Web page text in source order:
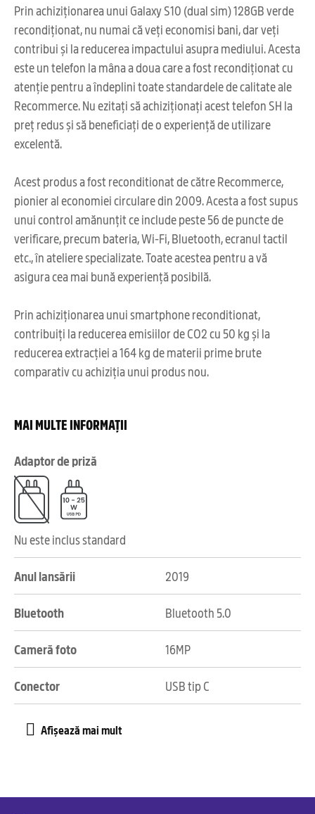
Prin achiziționarea unui Galaxy S10 (dual sim) 128GB verde
recondiționat, nu numai că veți economisi bani, dar veți
contribui și la reducerea impactului asupra mediului. Acesta
este un telefon la mâna a doua care a fost recondiționat cu
atenție pentru a îndeplini toate standardele de calitate ale
Recommerce. Nu ezitați să achiziționați acest telefon SH la
preț redus și să beneficiați de o experiență de utilizare
excelentă.
Acest produs a fost reconditionat de către Recommerce,
pionier al economiei circulare din 2009. Acesta a fost supus
unui control amănunțit ce include peste 56 de puncte de
verificare, precum bateria, Wi-Fi, Bluetooth, ecranul tactil
etc., în ateliere specializate. Toate acestea pentru a vă
asigura cea mai bună experiență posibilă.
Prin achiziționarea unui smartphone reconditionat,
contribuiți la reducerea emisiilor de CO2 cu 50 kg și la
reducerea extracției a 164 kg de materii prime brute
comparativ cu achiziția unui produs nou.
MAI MULTE INFORMAȚII
Adaptor de priză
Nu este inclus standard
Anul lansării 2019
Bluetooth Bluetooth 5.0
Cameră foto 16MP
Conector USB tip C